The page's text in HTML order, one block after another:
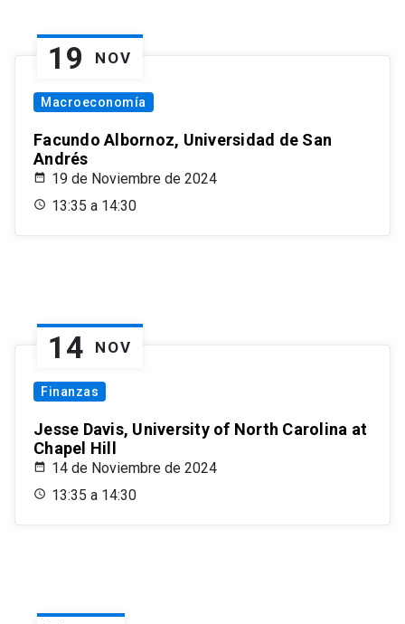
19 NOV
Macroeconomía
Facundo Albornoz, Universidad de San
Andrés
19 de Noviembre de 2024
13:35 a 14:30
14 NOV
Finanzas
Jesse Davis, University of North Carolina at
Chapel Hill
14 de Noviembre de 2024
13:35 a 14:30